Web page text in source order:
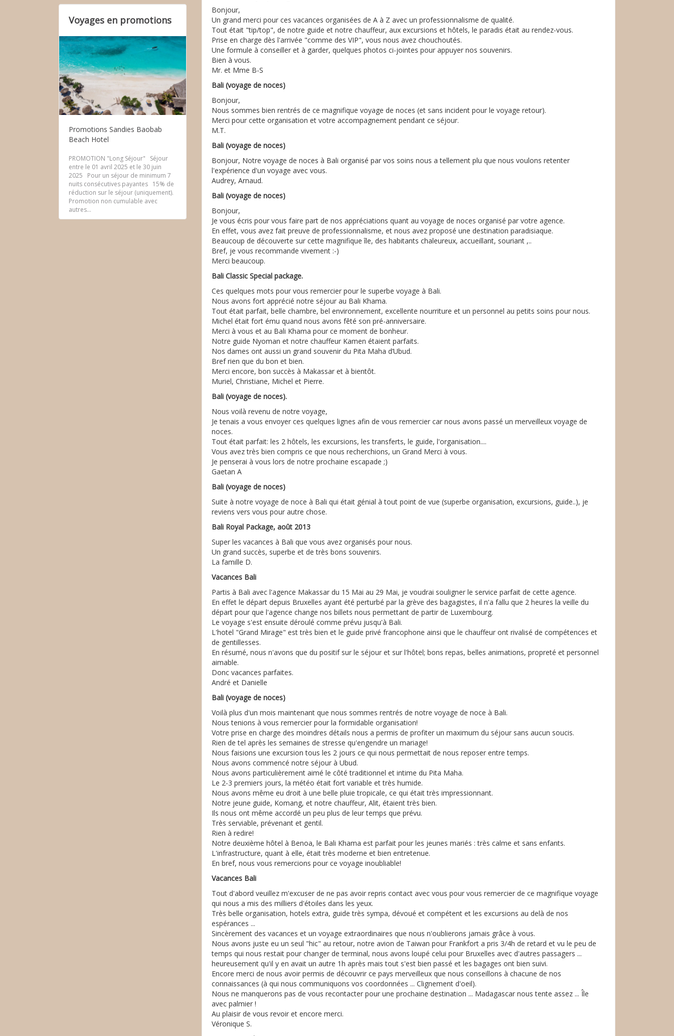
Voyages en promotions
Promotions Sandies Baobab
Beach Hotel
PROMOTION "Long Séjour" Séjour
entre le 01 avril 2025 et le 30 juin
2025 Pour un séjour de minimum 7
nuits consécutives payantes 15% de
réduction sur le séjour (uniquement).
Promotion non cumulable avec
autres...
Bonjour,
Un grand merci pour ces vacances organisées de A à Z avec un professionnalisme de qualité.
Tout était "tip/top", de notre guide et notre chauffeur, aux excursions et hôtels, le paradis était au rendez-vous.
Prise en charge dès l'arrivée "comme des VIP", vous nous avez chouchoutés.
Une formule à conseiller et à garder, quelques photos ci-jointes pour appuyer nos souvenirs.
Bien à vous.
Mr. et Mme B-S
Bali (voyage de noces)
Bonjour,
Nous sommes bien rentrés de ce magnifique voyage de noces (et sans incident pour le voyage retour).
Merci pour cette organisation et votre accompagnement pendant ce séjour.
M.T.
Bali (voyage de noces)
Bonjour, Notre voyage de noces à Bali organisé par vos soins nous a tellement plu que nous voulons retenter
l'expérience d'un voyage avec vous.
Audrey, Arnaud.
Bali (voyage de noces)
Bonjour,
Je vous écris pour vous faire part de nos appréciations quant au voyage de noces organisé par votre agence.
En effet, vous avez fait preuve de professionnalisme, et nous avez proposé une destination paradisiaque.
Beaucoup de découverte sur cette magnifique île, des habitants chaleureux, accueillant, souriant ,..
Bref, je vous recommande vivement :-)
Merci beaucoup.
Bali Classic Special package.
Ces quelques mots pour vous remercier pour le superbe voyage à Bali.
Nous avons fort apprécié notre séjour au Bali Khama.
Tout était parfait, belle chambre, bel environnement, excellente nourriture et un personnel au petits soins pour nous.
Michel était fort ému quand nous avons fêté son pré-anniversaire.
Merci à vous et au Bali Khama pour ce moment de bonheur.
Notre guide Nyoman et notre chauffeur Kamen étaient parfaits.
Nos dames ont aussi un grand souvenir du Pita Maha d’Ubud.
Bref rien que du bon et bien.
Merci encore, bon succès à Makassar et à bientôt.
Muriel, Christiane, Michel et Pierre.
Bali (voyage de noces).
Nous voilà revenu de notre voyage,
Je tenais a vous envoyer ces quelques lignes afin de vous remercier car nous avons passé un merveilleux voyage de
noces.
Tout était parfait: les 2 hôtels, les excursions, les transferts, le guide, l'organisation....
Vous avez très bien compris ce que nous recherchions, un Grand Merci à vous.
Je penserai à vous lors de notre prochaine escapade ;)
Gaetan A
Bali (voyage de noces)
Suite à notre voyage de noce à Bali qui était génial à tout point de vue (superbe organisation, excursions, guide..), je
reviens vers vous pour autre chose.
Bali Royal Package, août 2013
Super les vacances à Bali que vous avez organisés pour nous.
Un grand succès, superbe et de très bons souvenirs.
La famille D.
Vacances Bali
Partis à Bali avec l'agence Makassar du 15 Mai au 29 Mai, je voudrai souligner le service parfait de cette agence.
En effet le départ depuis Bruxelles ayant été perturbé par la grève des bagagistes, il n'a fallu que 2 heures la veille du
départ pour que l'agence change nos billets nous permettant de partir de Luxembourg.
Le voyage s'est ensuite déroulé comme prévu jusqu'à Bali.
L'hotel "Grand Mirage" est très bien et le guide privé francophone ainsi que le chauffeur ont rivalisé de compétences et
de gentillesses.
En résumé, nous n'avons que du positif sur le séjour et sur l'hôtel; bons repas, belles animations, propreté et personnel
aimable.
Donc vacances parfaites.
André et Danielle
Bali (voyage de noces)
Voilà plus d'un mois maintenant que nous sommes rentrés de notre voyage de noce à Bali.
Nous tenions à vous remercier pour la formidable organisation!
Votre prise en charge des moindres détails nous a permis de profiter un maximum du séjour sans aucun soucis.
Rien de tel après les semaines de stresse qu'engendre un mariage!
Nous faisions une excursion tous les 2 jours ce qui nous permettait de nous reposer entre temps.
Nous avons commencé notre séjour à Ubud.
Nous avons particulièrement aimé le côté traditionnel et intime du Pita Maha.
Le 2-3 premiers jours, la météo était fort variable et très humide.
Nous avons même eu droit à une belle pluie tropicale, ce qui était très impressionnant.
Notre jeune guide, Komang, et notre chauffeur, Alit, étaient très bien.
Ils nous ont même accordé un peu plus de leur temps que prévu.
Très serviable, prévenant et gentil.
Rien à redire!
Notre deuxième hôtel à Benoa, le Bali Khama est parfait pour les jeunes mariés : très calme et sans enfants.
L'infrastructure, quant à elle, était très moderne et bien entretenue.
En bref, nous vous remercions pour ce voyage inoubliable!
Vacances Bali
Tout d'abord veuillez m'excuser de ne pas avoir repris contact avec vous pour vous remercier de ce magnifique voyage
qui nous a mis des milliers d'étoiles dans les yeux.
Très belle organisation, hotels extra, guide très sympa, dévoué et compétent et les excursions au delà de nos
espérances ...
Sincèrement des vacances et un voyage extraordinaires que nous n'oublierons jamais grâce à vous.
Nous avons juste eu un seul "hic" au retour, notre avion de Taiwan pour Frankfort a pris 3/4h de retard et vu le peu de
temps qui nous restait pour changer de terminal, nous avons loupé celui pour Bruxelles avec d'autres passagers ...
heureusement qu'il y en avait un autre 1h après mais tout s'est bien passé et les bagages ont bien suivi.
Encore merci de nous avoir permis de découvrir ce pays merveilleux que nous conseillons à chacune de nos
connaissances (à qui nous communiquons vos coordonnées ... Clignement d'oeil).
Nous ne manquerons pas de vous recontacter pour une prochaine destination ... Madagascar nous tente assez ... Île
avec palmier !
Au plaisir de vous revoir et encore merci.
Véronique S.